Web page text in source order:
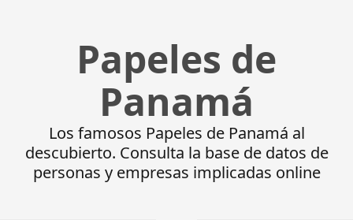
Papeles de
Panamá
Los famosos Papeles de Panamá al
descubierto. Consulta la base de datos de
personas y empresas implicadas online